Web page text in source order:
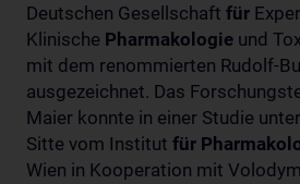
Deutschen Gesellschaft für
Klinische Pharmakologie und
mit dem renommierten Rudolf-
ausgezeichnet. Das
Maier konnte in einer Studie
Sitte vom Institut für
Wien in Kooperation mit